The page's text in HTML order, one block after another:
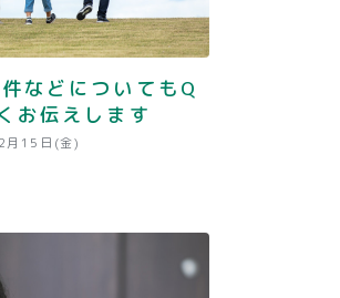
などについてもQ
お伝えします
15日(金)